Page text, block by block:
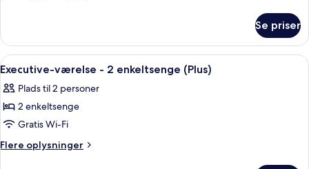
seng
-
queensize-
Se priser
Indlæs
alle
billeder
af
Executive-
værelse
Et hotelværelse med to senge, en
4
Executive-værelse - 2 enkeltsenge (Plus)
Plads til 2 personer
2 enkeltsenge
Gratis Wi-Fi
Flere oplysninger
Flere